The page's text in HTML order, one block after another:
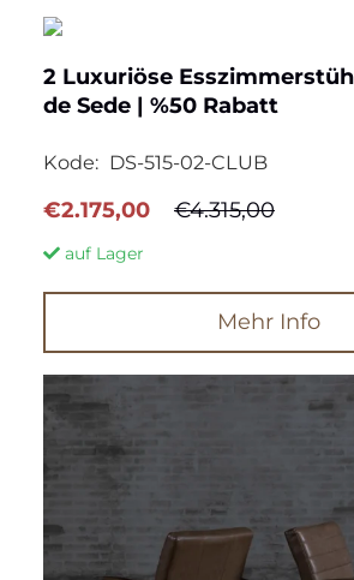
2 Luxuriöse
de Sede | %50 Rabatt
Kode: DS-515-02-CLUB
€4.315,00
€2.175,00
auf Lager
Mehr Info